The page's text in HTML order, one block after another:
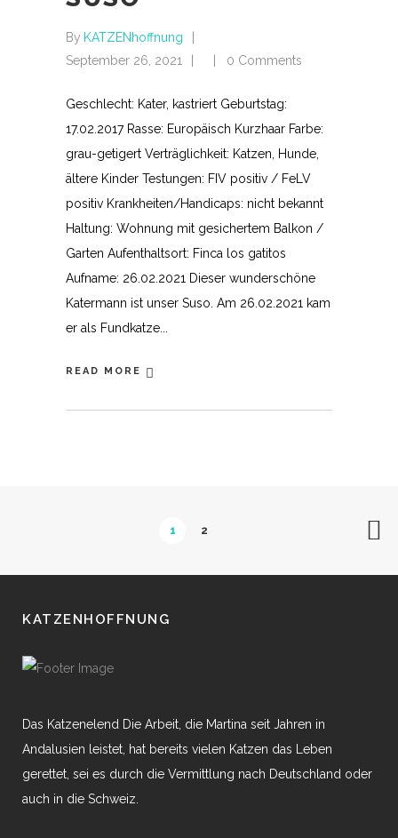
By KATZENhoffnung
September 26, 2021
0 Comments
Geschlecht: Kater, kastriert Geburtstag:
17.02.2017 Rasse: Europäisch Kurzhaar Farbe:
grau-getigert Verträglichkeit: Katzen, Hunde,
ältere Kinder Testungen: FIV positiv / FeLV
positiv Krankheiten/Handicaps: nicht bekannt
Haltung: Wohnung mit gesichertem Balkon /
Garten Aufenthaltsort: Finca los gatitos
Aufname: 26.02.2021 Dieser wunderschöne
Katermann ist unser Suso. Am 26.02.2021 kam
er als Fundkatze
READ MORE
1 2
KATZENHOFFNUNG
Das Katzenelend Die Arbeit, die Martina seit Jahren in
Andalusien leistet, hat bereits vielen Katzen das Leben
gerettet, sei es durch die Vermittlung nach Deutschland oder
auch in die Schweiz.